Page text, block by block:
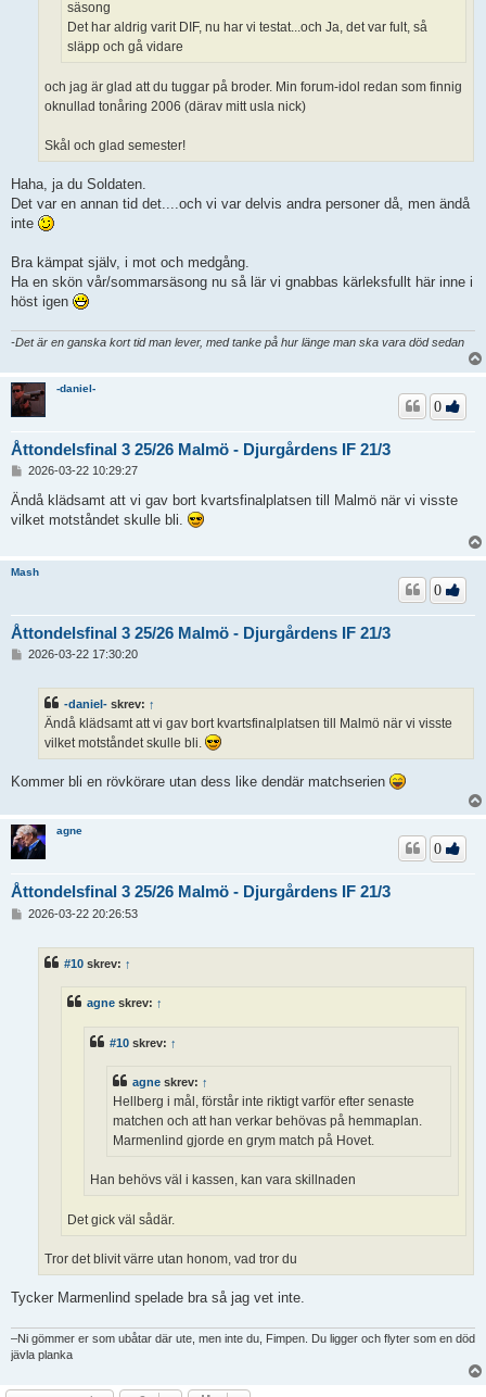
säsong
Det har aldrig varit DIF, nu har vi testat...och Ja, det var fult, så
släpp och gå vidare
och jag är glad att du tuggar på broder. Min forum-idol redan som finnig
oknullad tonåring 2006 (därav mitt usla nick)
Skål och glad semester!
Haha, ja du Soldaten.
Det var en annan tid det....och vi var delvis andra personer då, men ändå
inte
Bra kämpat själv, i mot och medgång.
Ha en skön vår/sommarsäsong nu så lär vi gnabbas kärleksfullt här inne i
höst igen
-Det är en ganska kort tid man lever, med tanke på hur länge man ska vara död sedan
-daniel-
Åttondelsfinal 3 25/26 Malmö - Djurgårdens IF 21/3
0
l
ä
g
2026-03-22 10:29:27
Ändå klädsamt att vi gav bort kvartsfinalplatsen till Malmö när vi visste
vilket motståndet skulle bli.
Mash
Åttondelsfinal 3 25/26 Malmö - Djurgårdens IF 21/3
0
2026-03-22 17:30:20
-daniel- skrev: ↑
Ändå klädsamt att vi gav bort kvartsfinalplatsen till Malmö när vi visste
vilket motståndet skulle bli.
Kommer bli en rövkörare utan dess like dendär matchserien
agne
Åttondelsfinal 3 25/26 Malmö - Djurgårdens IF 21/3
0
2026-03-22 20:26:53
#10 skrev: ↑
agne skrev: ↑
#10 skrev: ↑
agne skrev: ↑
Hellberg i mål, förstår inte riktigt varför efter senaste
matchen och att han verkar behövas på hemmaplan.
Marmenlind gjorde en grym match på Hovet.
Han behövs väl i kassen, kan vara skillnaden
Det gick väl sådär.
Tror det blivit värre utan honom, vad tror du
Tycker Marmenlind spelade bra så jag vet inte.
–Ni gömmer er som ubåtar där ute, men inte du, Fimpen. Du ligger och flyter som en död
jävla planka